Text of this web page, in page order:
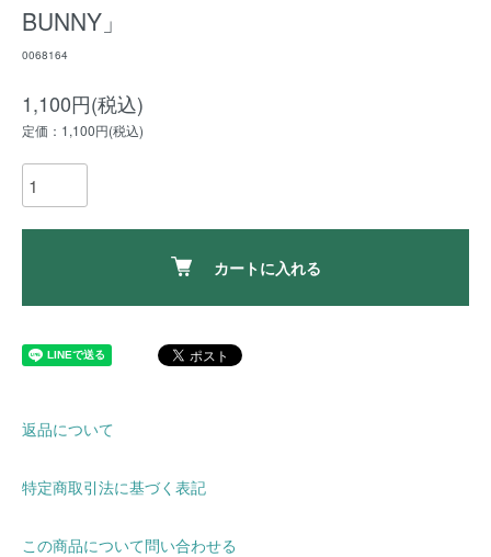
BUNNY」
0068164
1,100円(税込)
定価：1,100円(税込)
カートに入れる
返品について
特定商取引法に基づく表記
この商品について問い合わせる